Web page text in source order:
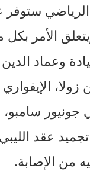
الأمر
وعماد الدين
جونيور سامبو،
عقد
من الإصابة.